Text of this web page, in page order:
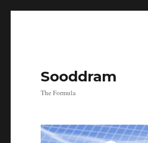
Sooddram
The Formula